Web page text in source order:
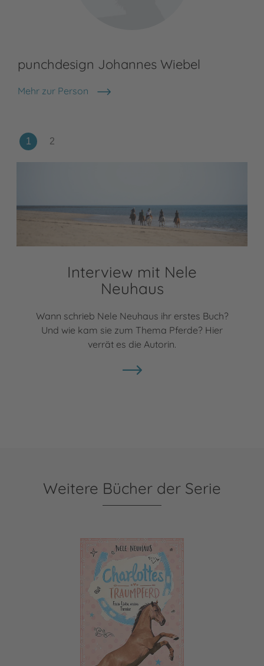
punchdesign Johannes Wiebel
Mehr zur Person
punchdesign Johannes Wiebel
Interview mit Nele
Neuhaus
Wann schrieb Nele Neuhaus ihr erstes Buch?
Und wie kam sie zum Thema Pferde? Hier
verrät es die Autorin.
Weitere Bücher der Serie